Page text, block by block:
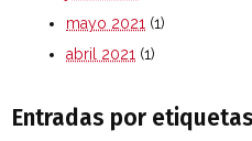
mayo 2021 (1)
abril 2021 (1)
Entradas por etiquetas